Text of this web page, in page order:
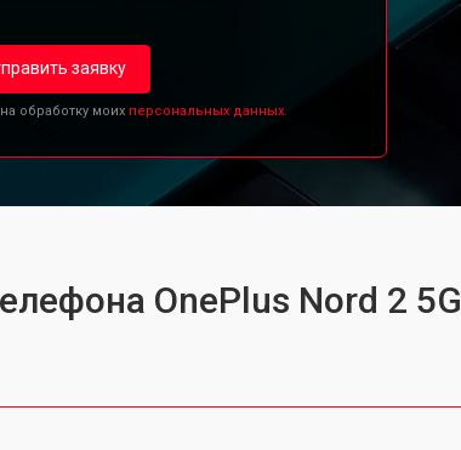
заявку
обработку моих персональных данных.
OnePlus Nord 2 5G